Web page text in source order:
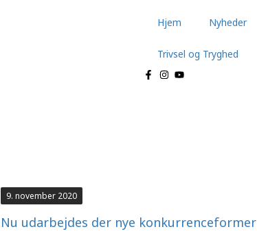
Hjem Nyheder
Trivsel og Tryghed
9. november 2020
Nu udarbejdes der nye konkurrenceformer